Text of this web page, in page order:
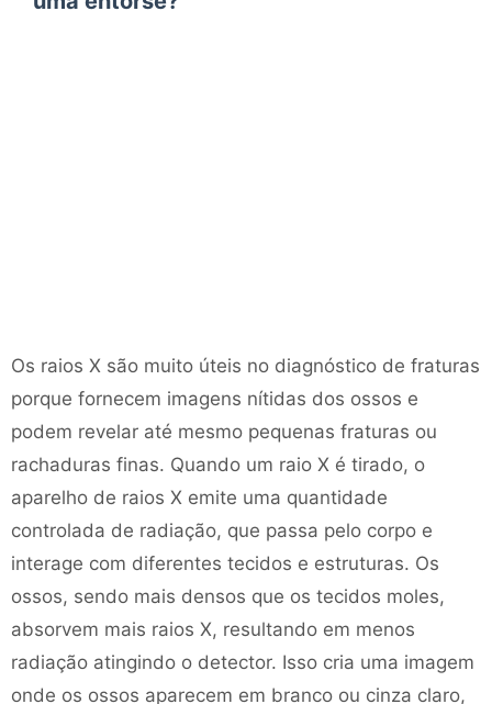
Os raios X são muito úteis no diagnóstico de fraturas
porque fornecem imagens nítidas dos ossos e
podem revelar até mesmo pequenas fraturas ou
rachaduras finas. Quando um raio X é tirado, o
aparelho de raios X emite uma quantidade
controlada de radiação, que passa pelo corpo e
interage com diferentes tecidos e estruturas. Os
ossos, sendo mais densos que os tecidos moles,
absorvem mais raios X, resultando em menos
radiação atingindo o detector. Isso cria uma imagem
onde os ossos aparecem em branco ou cinza claro,